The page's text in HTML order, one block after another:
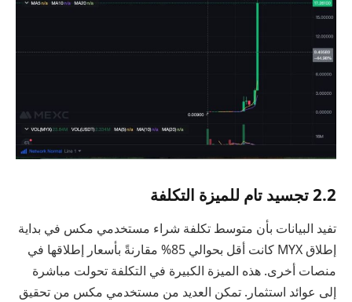
2.2 تجسيد تام للميزة التكلفة
تفيد البيانات بأن متوسط تكلفة شراء مستخدمي مكس في بداية
إطلاق MYX كانت أقل بحوالي 85% مقارنةً بأسعار إطلاقها في
منصات أخرى. هذه الميزة الكبيرة في التكلفة تحولت مباشرة
إلى عوائد استثمار. تمكن العديد من مستخدمي مكس من تحقيق